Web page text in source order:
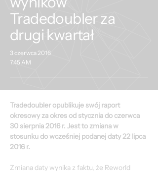
Tradedoubler za
drugi kwartał
3 czerwca 2016
7:45 AM
Tradedoubler opublikuje swój raport
okresowy za okres od stycznia do czerwca
30 sierpnia 2016 r. Jest to zmiana w
stosunku do wcześniej podanej daty 22 lipca
2016 r.
Zmiana daty wynika z faktu, że Reworld